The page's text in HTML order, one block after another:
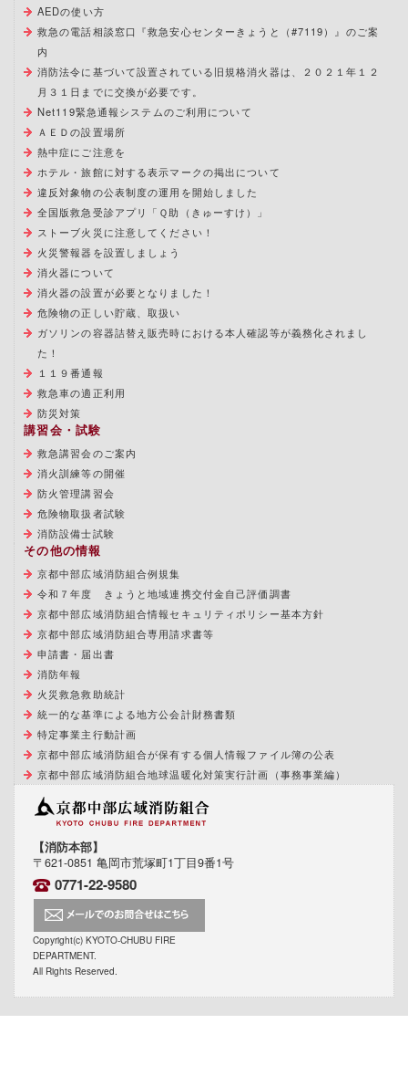
AEDの使い方
救急の電話相談窓口『救急安心センターきょうと（#7119）』のご案
内
消防法令に基づいて設置されている旧規格消火器は、２０２１年１２
月３１日までに交換が必要です。
Net119緊急通報システムのご利用について
ＡＥＤの設置場所
熱中症にご注意を
ホテル・旅館に対する表示マークの掲出について
違反対象物の公表制度の運用を開始しました
全国版救急受診アプリ「Ｑ助（きゅーすけ）」
ストーブ火災に注意してください！
火災警報器を設置しましょう
消火器について
消火器の設置が必要となりました！
危険物の正しい貯蔵、取扱い
ガソリンの容器詰替え販売時における本人確認等が義務化されまし
た！
１１９番通報
救急車の適正利用
防災対策
講習会・試験
救急講習会のご案内
消火訓練等の開催
防火管理講習会
危険物取扱者試験
消防設備士試験
その他の情報
京都中部広域消防組合例規集
令和７年度 きょうと地域連携交付金自己評価調書
京都中部広域消防組合情報セキュリティポリシー基本方針
京都中部広域消防組合専用請求書等
申請書・届出書
消防年報
火災救急救助統計
統一的な基準による地方公会計財務書類
特定事業主行動計画
京都中部広域消防組合が保有する個人情報ファイル簿の公表
京都中部広域消防組合地球温暖化対策実行計画（事務事業編）
【消防本部】
〒621-0851 亀岡市荒塚町1丁目9番1号
0771-22-9580
Copyright(c) KYOTO-CHUBU FIRE
DEPARTMENT.
All Rights Reserved.